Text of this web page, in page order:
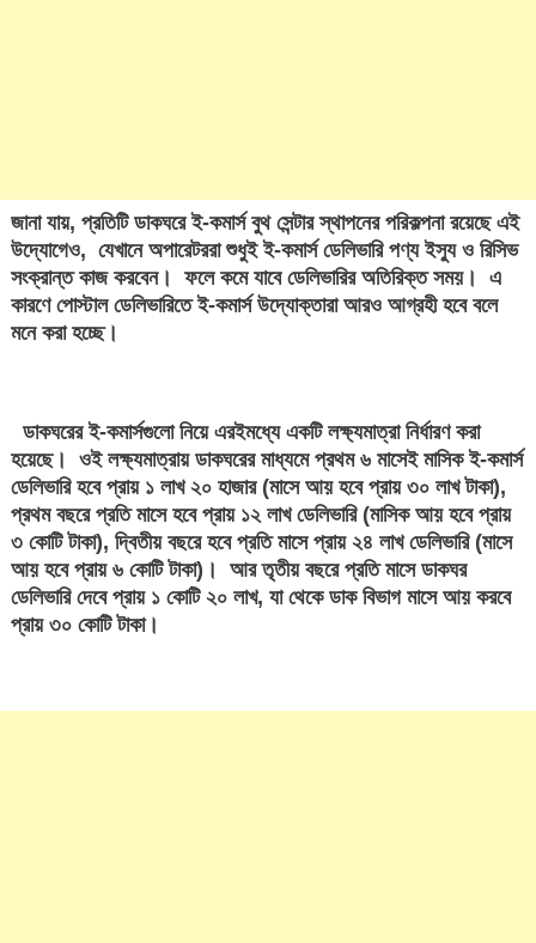
জানা যায়, প্রতিটি ডাকঘরে ই-কমার্স বুথ সেন্টার স্থাপনের পরিকল্পনা রয়েছে এই
উদ্যোগেও, যেখানে অপারেটররা শুধুই ই-কমার্স ডেলিভারি পণ্য ইস্যু ও রিসিভ
সংক্রান্ত কাজ করবেন। ফলে কমে যাবে ডেলিভারির অতিরিক্ত সময়। এ
কারণে পোস্টাল ডেলিভারিতে ই-কমার্স উদ্যোক্তারা আরও আগ্রহী হবে বলে
মনে করা হচ্ছে।
ডাকঘরের ই-কমার্সগুলো নিয়ে এরইমধ্যে একটি লক্ষ্যমাত্রা নির্ধারণ করা
হয়েছে। ওই লক্ষ্যমাত্রায় ডাকঘরের মাধ্যমে প্রথম ৬ মাসেই মাসিক ই-কমার্স
ডেলিভারি হবে প্রায় ১ লাখ ২০ হাজার (মাসে আয় হবে প্রায় ৩০ লাখ টাকা),
প্রথম বছরে প্রতি মাসে হবে প্রায় ১২ লাখ ডেলিভারি (মাসিক আয় হবে প্রায়
৩ কোটি টাকা), দ্বিতীয় বছরে হবে প্রতি মাসে প্রায় ২৪ লাখ ডেলিভারি (মাসে
আয় হবে প্রায় ৬ কোটি টাকা)। আর তৃতীয় বছরে প্রতি মাসে ডাকঘর
ডেলিভারি দেবে প্রায় ১ কোটি ২০ লাখ, যা থেকে ডাক বিভাগ মাসে আয় করবে
প্রায় ৩০ কোটি টাকা।